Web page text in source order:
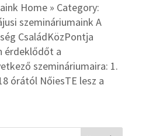
Home » Category:
szemináriumaink A
CsaládKözPontja
érdeklődőt a
szemináriumaira: 1.
órától NőiesTE lesz a